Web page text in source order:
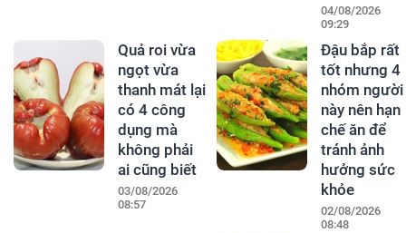
04/08/2026
09:29
Quả roi vừa
ngọt vừa
thanh mát lại
có 4 công
dụng mà
không phải
ai cũng biết
03/08/2026
08:57
Đậu bắp rất
tốt nhưng 4
nhóm người
này nên hạn
chế ăn để
tránh ảnh
hưởng sức
khỏe
02/08/2026
08:48